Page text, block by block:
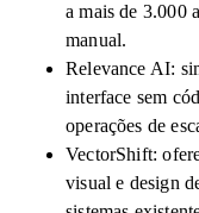
a mais de 3.000
manual.
Relevance AI:
interface sem
operações de
VectorShift:
visual e design